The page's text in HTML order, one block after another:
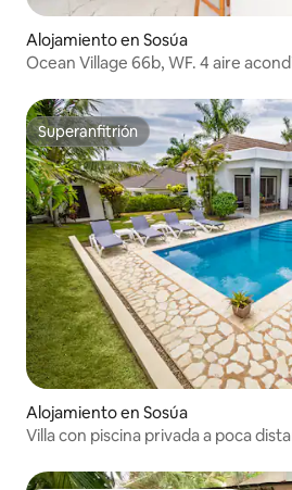
Alojamiento en Sosúa
Ocean Village 66b, WF. 4 aire
Superanfitrión
Superanfitrión
Alojamiento en Sosúa
Villa con piscina privada a poca